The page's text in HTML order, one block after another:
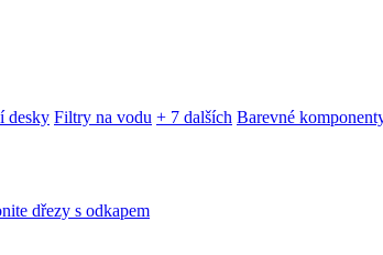
desky Filtry na vodu + 7 dalších Barevné
dřezy s odkapem